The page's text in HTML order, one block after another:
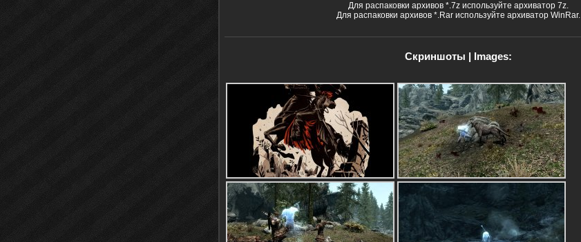
Для распаковки архивов *.7z используйте архиватор 7z.
Для распаковки архивов *.Rar используйте архиватор WinRar.
Скриншоты | Images: